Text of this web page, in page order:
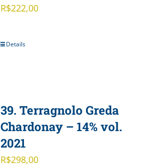
R$222,00
Details
39. Terragnolo Greda
Chardonay – 14% vol.
2021
R$298,00